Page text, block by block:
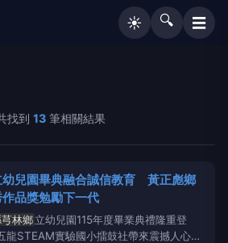
☀️ 🔍 ☰
找到 13 筆相關結果
幼兒園畢典融合誠信教育 黃正彪鄉
品獎勉勵下一代
林鄉立幼兒園115年度畢業典禮隆重登
龍STEAM實驗國小擂鼓社帶來震撼人心的